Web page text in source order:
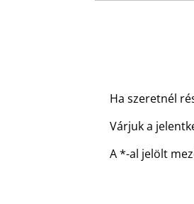
Ha szeretnél
Várjuk a
A *-al jelölt